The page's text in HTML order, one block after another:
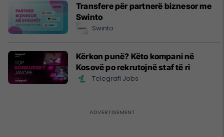
Transfere për partnerë biznesor me
Swinto
Swinto
Kërkon punë? Këto kompani në
Kosovë po rekrutojnë staf të ri
Telegrafi Jobs